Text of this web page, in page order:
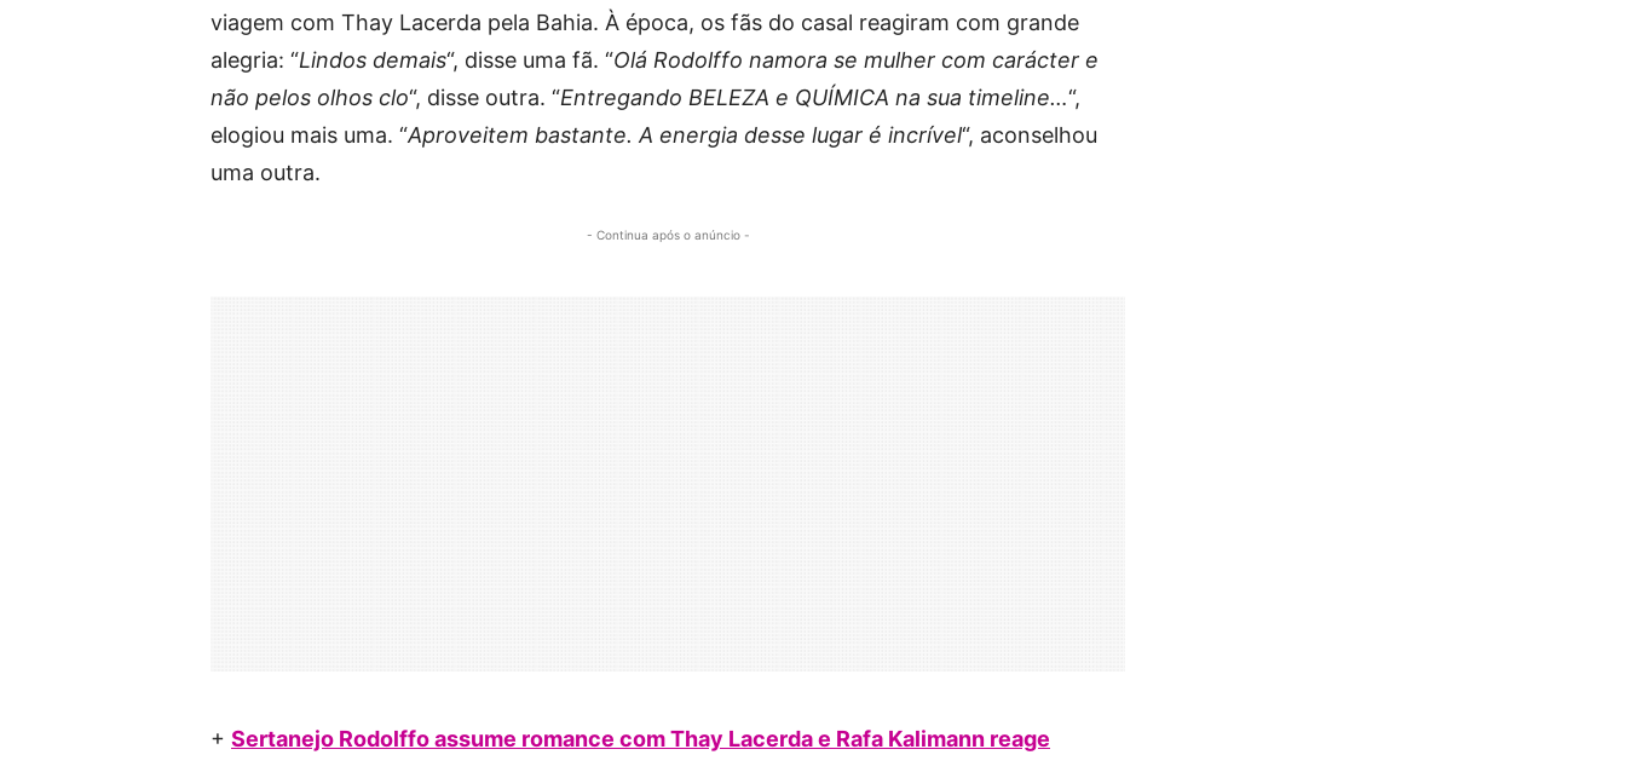
viagem com Thay Lacerda pela Bahia. À época, os fãs do casal reagiram com grande
alegria: “Lindos demais“, disse uma fã. “Olá Rodolffo namora se mulher com carácter e
não pelos olhos clo“, disse outra. “Entregando BELEZA e QUÍMICA na sua timeline…“,
elogiou mais uma. “Aproveitem bastante. A energia desse lugar é incrível“, aconselhou
uma outra.
- Continua após o anúncio -
+ Sertanejo Rodolffo assume romance com Thay Lacerda e Rafa Kalimann reage